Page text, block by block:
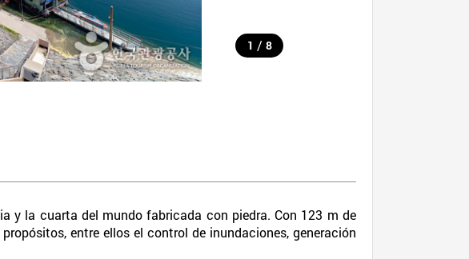
1 / 8
y la cuarta del mundo fabricada con piedra. Con 123 m de
entre ellos el control de inundaciones, generación